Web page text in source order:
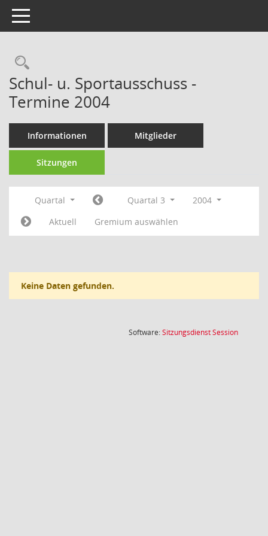
Toggle navigation
Rechercheauswahl
Schul- u. Sportausschuss -
Termine 2004
Informationen Mitglieder
Sitzungen
Quartal Quartal 3
2004
Aktuell
Gremium auswählen
Keine Daten gefunden.
Software:SitzungsdienstSession(Wird in